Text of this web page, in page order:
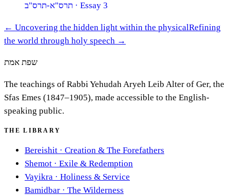
תרס"א-תרס"ב · Essay 3
← Uncovering the hidden light within the physicalRefining
the world through holy speech →
שפת אמת
The teachings of Rabbi Yehudah Aryeh Leib Alter of Ger, the
Sfas Emes (1847–1905), made accessible to the English-
speaking public.
THE LIBRARY
Bereishit · Creation & The Forefathers
Shemot · Exile & Redemption
Vayikra · Holiness & Service
Bamidbar · The Wilderness